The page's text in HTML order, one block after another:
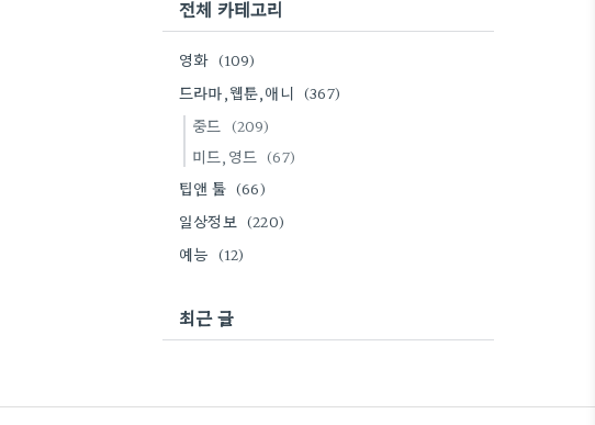
전체 카테고리
영화 (109)
드라마,웹툰,애니 (367)
중드 (209)
미드,영드 (67)
팁앤 툴 (66)
일상정보 (220)
예능 (12)
최근 글